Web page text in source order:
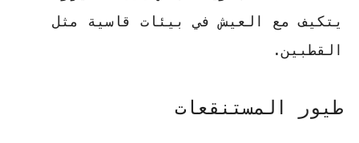
يتكيف مع العيش في بيئات قاسية مثل
القطبين.
طيور المستنقعات